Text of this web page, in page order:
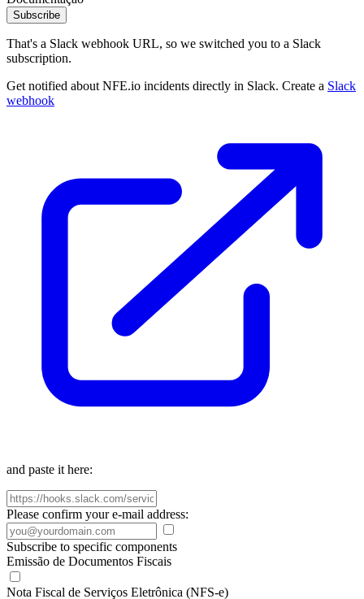
Subscribe
That's a Slack webhook URL, so we switched you to a Slack
subscription.
Get notified about NFE.io incidents directly in Slack. Create a Slack
webhook
and paste it here:
Please confirm your e-mail address:
Subscribe to specific components
Emissão de Documentos Fiscais
Nota Fiscal de Serviços Eletrônica (NFS-e)